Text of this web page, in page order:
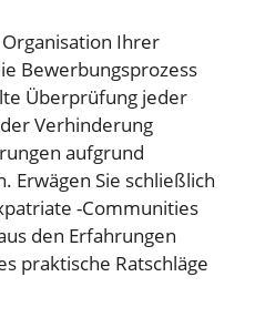
Ihrer
Bewerbungsprozess
Überprüfung jeder
Verhinderung
aufgrund
Sie schließlich
-Communities
den Erfahrungen
praktische Ratschläge